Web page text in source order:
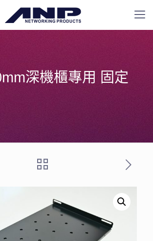
深機櫃專用 固定